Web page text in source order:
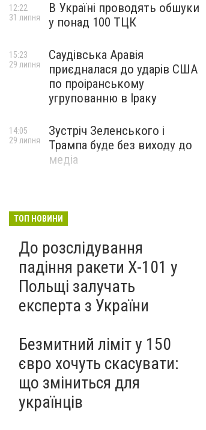
В Україні проводять обшуки
у понад 100 ТЦК
12:22
31 липня
Саудівська Аравія
приєдналася до ударів США
по проіранському
угрупованню в Іраку
15:23
29 липня
Зустріч Зеленського і
Трампа буде без виходу до
медіа
14:05
29 липня
ТОП НОВИНИ
До розслідування
падіння ракети Х-101 у
Польщі залучать
експерта з України
Безмитний ліміт у 150
євро хочуть скасувати:
що зміниться для
українців